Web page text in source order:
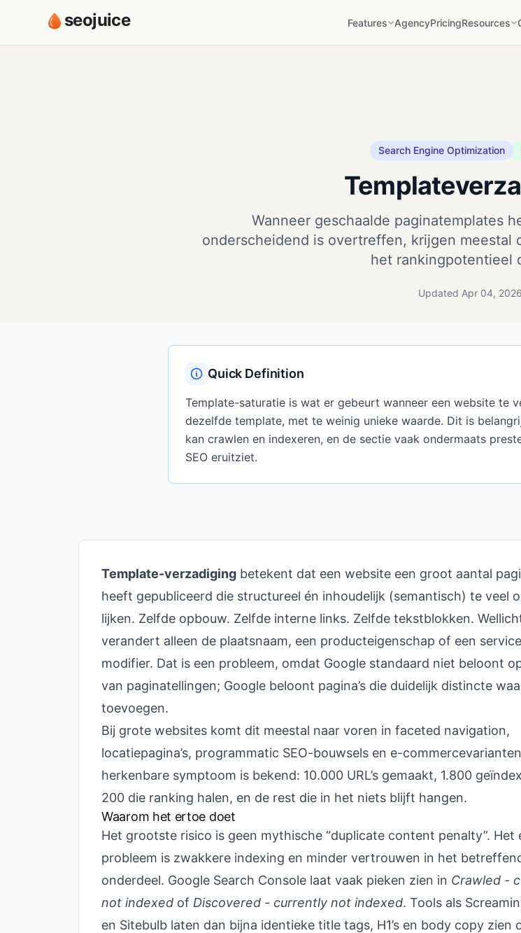
seojuice Features AgencyPricingResources
Search Engine Optimization
Wanneer geschaalde paginatemplates
onderscheidend is overtreffen, krijgen
het rankingpotentieel
Updated Apr 04, 2026
Quick Definition
Template-saturatie is wat er gebeurt wanneer een website te
dezelfde template, met te weinig unieke waarde. Dit is
kan crawlen en indexeren, en de sectie vaak ondermaats
SEO eruitziet.
Template-verzadiging betekent dat een website een groot aantal
heeft gepubliceerd die structureel én inhoudelijk (semantisch) te veel
lijken. Zelfde opbouw. Zelfde interne links. Zelfde tekstblokken.
verandert alleen de plaatsnaam, een producteigenschap of een
modifier. Dat is een probleem, omdat Google standaard niet beloont
van paginatellingen; Google beloont pagina’s die duidelijk distincte
toevoegen.
Bij grote websites komt dit meestal naar voren in faceted navigation,
locatiepagina’s, programmatic SEO-bouwsels en e-
herkenbare symptoom is bekend: 10.000 URL’s gemaakt, 1.800
200 die ranking halen, en de rest die in het niets blijft hangen.
Waarom het ertoe doet
Het grootste risico is geen mythische “duplicate content penalty”. Het
probleem is zwakkere indexing en minder vertrouwen in het
onderdeel. Google Search Console laat vaak pieken zien in Crawled -
not indexed of Discovered - currently not indexed. Tools als
en Sitebulb laten dan bijna identieke title tags, H1’s en body copy zien